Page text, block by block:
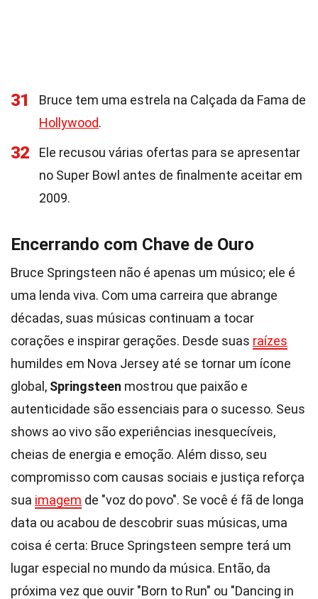
31
Bruce tem uma estrela na Calçada da Fama de
Hollywood.
32
Ele recusou várias ofertas para se apresentar
no Super Bowl antes de finalmente aceitar em
2009.
Encerrando com Chave de Ouro
Bruce Springsteen não é apenas um músico; ele é
uma lenda viva. Com uma carreira que abrange
décadas, suas músicas continuam a tocar
corações e inspirar gerações. Desde suas raízes
humildes em Nova Jersey até se tornar um ícone
global, Springsteen mostrou que paixão e
autenticidade são essenciais para o sucesso. Seus
shows ao vivo são experiências inesquecíveis,
cheias de energia e emoção. Além disso, seu
compromisso com causas sociais e justiça reforça
sua imagem de "voz do povo". Se você é fã de longa
data ou acabou de descobrir suas músicas, uma
coisa é certa: Bruce Springsteen sempre terá um
lugar especial no mundo da música. Então, da
próxima vez que ouvir "Born to Run" ou "Dancing in